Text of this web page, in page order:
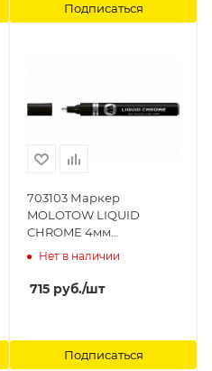
Подписаться
703103 Маркер
MOLOTOW LIQUID
CHROME 4мм
MOLOTOW
Нет в наличии
715 руб./шт
Подписаться